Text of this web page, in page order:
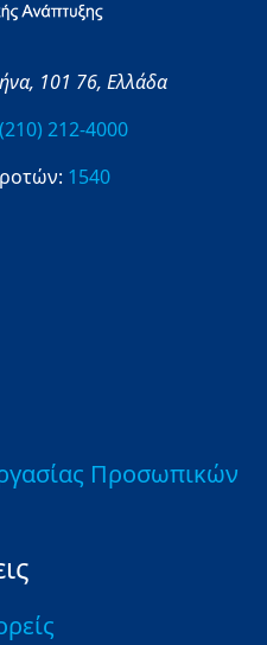
101 76, Ελλάδα
212-4000
1540
Προσωπικών